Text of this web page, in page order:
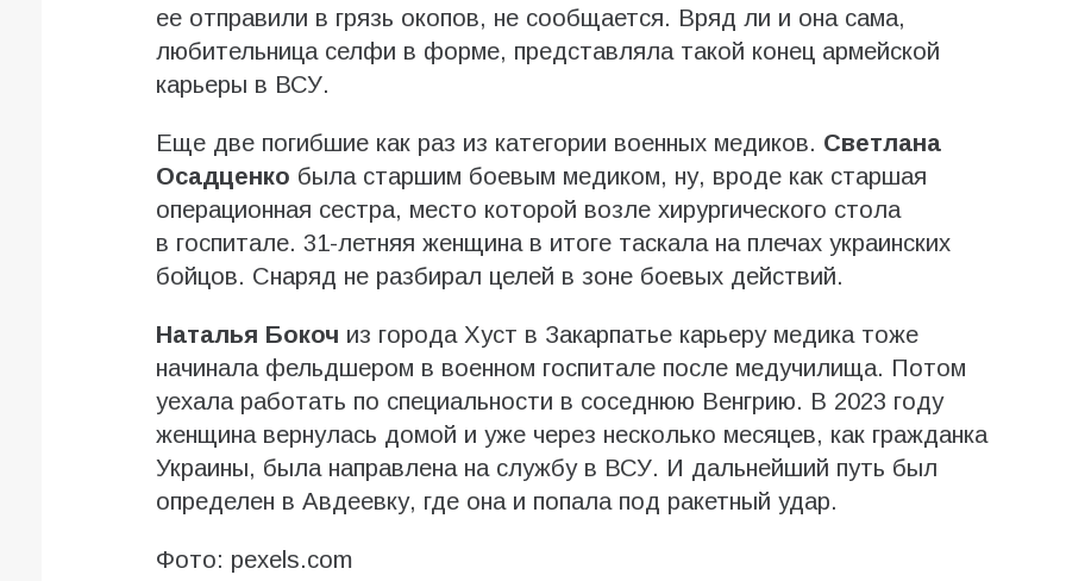
ее отправили в грязь окопов, не сообщается. Вряд ли и она сама,
любительница селфи в форме, представляла такой конец армейской
карьеры в ВСУ.
Еще две погибшие как раз из категории военных медиков. Светлана
Осадценко была старшим боевым медиком, ну, вроде как старшая
операционная сестра, место которой возле хирургического стола
в госпитале. 31-летняя женщина в итоге таскала на плечах украинских
бойцов. Снаряд не разбирал целей в зоне боевых действий.
Наталья Бокоч из города Хуст в Закарпатье карьеру медика тоже
начинала фельдшером в военном госпитале после медучилища. Потом
уехала работать по специальности в соседнюю Венгрию. В 2023 году
женщина вернулась домой и уже через несколько месяцев, как гражданка
Украины, была направлена на службу в ВСУ. И дальнейший путь был
определен в Авдеевку, где она и попала под ракетный удар.
Фото: pexels.com